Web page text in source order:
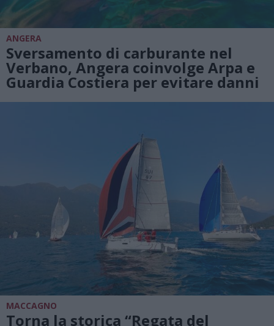
ANGERA
Sversamento di carburante nel
Verbano, Angera coinvolge Arpa e
Guardia Costiera per evitare danni
MACCAGNO
Torna la storica “Regata del